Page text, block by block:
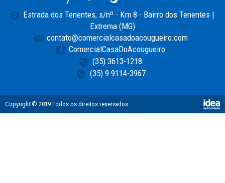
Estrada dos Tenentes, s/nº - Km 8 - Bairro dos Tenentes |
Extrema (MG)
contato@comercialcasadoacougueiro.com
ComercialCasaDoAcougueiro
(35) 3613-1218
(35) 9 9114-3967
Copyright © 2019 Todos os direitos reservados.